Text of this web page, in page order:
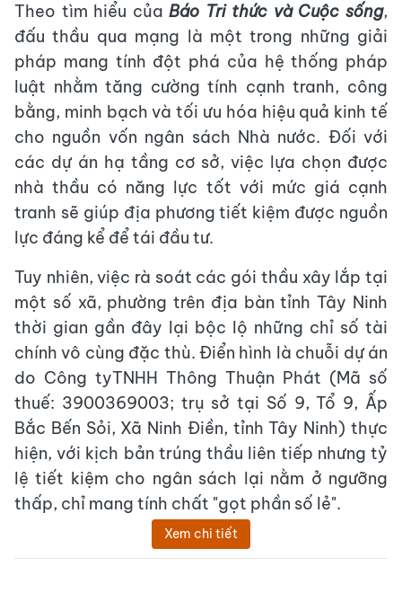
Theo tìm hiểu củaBáo Tri thức và Cuộc sống,
đấu thầu qua mạng là một trong những giải
pháp mang tính đột phá của hệ thống pháp
luật nhằm tăng cường tính cạnh tranh, công
bằng, minh bạch và tối ưu hóa hiệu quả kinh tế
cho nguồn vốn ngân sách Nhà nước. Đối với
các dự án hạ tầng cơ sở, việc lựa chọn được
nhà thầu có năng lực tốt với mức giá cạnh
tranh sẽ giúp địa phương tiết kiệm được nguồn
lực đáng kể để tái đầu tư.
Tuy nhiên, việc rà soát các gói thầu xây lắp tại
một số xã, phường trên địa bàn tỉnh Tây Ninh
thời gian gần đây lại bộc lộ những chỉ số tài
chính vô cùng đặc thù. Điển hình là chuỗi dự án
do Công tyTNHH Thông Thuận Phát (Mã số
thuế: 3900369003; trụ sở tại Số 9, Tổ 9, Ấp
Bắc Bến Sỏi, Xã Ninh Điền, tỉnh Tây Ninh) thực
hiện, với kịch bản trúng thầu liên tiếp nhưng tỷ
lệ tiết kiệm cho ngân sách lại nằm ở ngưỡng
thấp, chỉ mang tính chất "gọt phần số lẻ".
Xem chi tiết